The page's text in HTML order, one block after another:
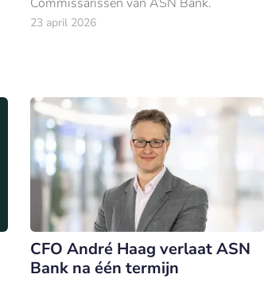
23 april 2026
CFO André Haag verlaat ASN
Bank na één termijn